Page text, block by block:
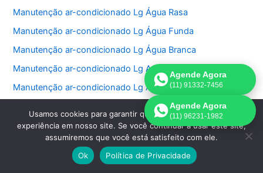
Manutenção ar-condicionado Lg Água Rasa
Manutenção ar-condicionado Lg Água Funda
Manutenção ar-condicionado Lg Água Branca
Manutenção ar-condicionado Lg Aeroporto
Manutenção ar-condicionado Lg Aclimação
Manutenção ar-condicionado Lg Jardim São Luiz
Manutenção ar-condicionado Lg Jardim São Paulo
Manutenção ar-condicionado Lg Jardins
Manutenção ar-condicionado Lg Jockey Club
Agende Agora
(11) 91332-7456
Agende Agora
(11) 96231-1982
Usamos cookies para garantir que oferecemos a melhor
experiência em nosso site. Se você continuar a usar este site,
assumiremos que você está satisfeito com ele.
Ok
Política de Privacidade